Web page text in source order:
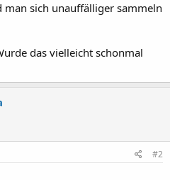
sich unauffälliger sammeln
das vielleicht schonmal
#2